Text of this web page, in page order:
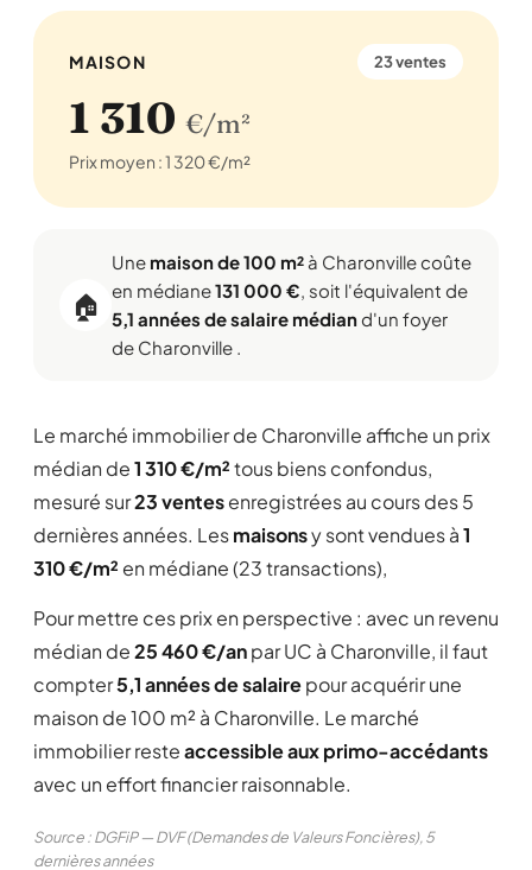
MAISON 23 ventes
1 310 €/m²
Prix moyen : 1 320 €/m²
🏠
Une maison de 100 m² à Charonville coûte
en médiane131 000 €, soit l'équivalent de
5,1 années de salaire médiand'un foyer
de Charonville .
Le marché immobilier de Charonville affiche un prix
médian de1 310 €/m²tous biens confondus,
mesuré sur23 ventesenregistrées au cours des 5
dernières années. Lesmaisonsy sont vendues à1
310 €/m² en médiane (23 transactions),
Pour mettre ces prix en perspective : avec un revenu
médian de25 460 €/anpar UC à Charonville, il faut
compter5,1 années de salairepour acquérir une
maison de 100 m² à Charonville. Le marché
immobilier resteaccessible aux primo-accédants
avec un effort financier raisonnable.
Source : DGFiP — DVF (Demandes de Valeurs Foncières), 5
dernières années